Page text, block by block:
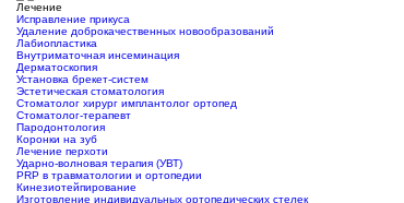
Лечение
Исправление прикуса
Удаление доброкачественных новообразований
Лабиопластика
Внутриматочная инсеминация
Дерматоскопия
Установка брекет-систем
Эстетическая стоматология
Стоматолог хирург имплантолог ортопед
Стоматолог-терапевт
Пародонтология
Коронки на зуб
Лечение перхоти
Ударно-волновая терапия (УВТ)
PRP в травматологии и ортопедии
Кинезиотейпирование
Изготовление индивидуальных ортопедических стелек